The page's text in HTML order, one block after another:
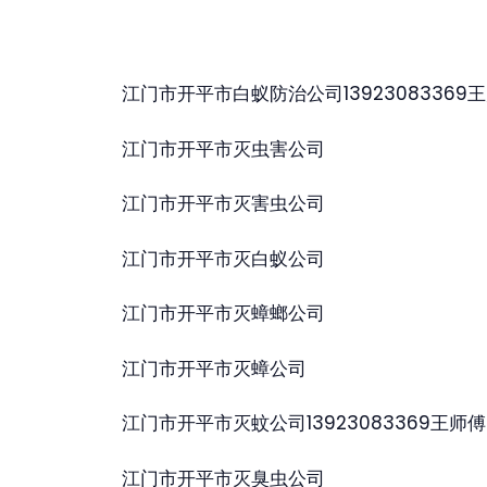
江门市开平市白蚁防治公司13923083369
江门市开平市灭虫害公司
江门市开平市灭害虫公司
江门市开平市灭白蚁公司
江门市开平市灭蟑螂公司
江门市开平市灭蟑公司
江门市开平市灭蚊公司13923083369王师傅
江门市开平市灭臭虫公司